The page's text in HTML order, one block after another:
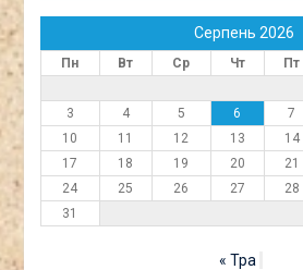
Серпень 2026
Пн Вт Ср Чт Пт
3
4 5 6 7
10
11 12 13 14
17
18 19 20 21
24
25 26 27 28
31
« Тра